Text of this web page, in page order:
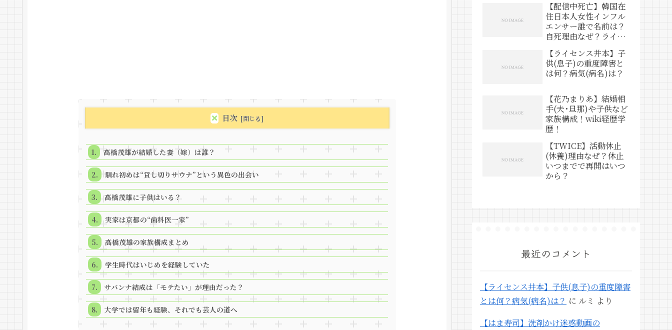
目次
高橋茂雄が結婚した妻（嫁）は誰？
馴れ初めは“貸し切りサウナ”という異色の出会い
高橋茂雄に子供はいる？
実家は京都の“歯科医一家”
高橋茂雄の家族構成まとめ
学生時代はいじめを経験していた
サバンナ結成は「モテたい」が理由だった？
大学では留年も経験、それでも芸人の道へ
【配信中死亡】韓国在
住日本人女性インフル
エンサー誰で名前は？
自死理由なぜ？ライブ
【ライセンス井本】子
供(息子)の重度障害と
は何？病気(病名)は？
【花乃まりあ】結婚相
手(夫･旦那)や子供など
家族構成！wiki経歴学
歴！
【TWICE】活動休止
(休養)理由なぜ？休止
いつまでで再開はいつ
から？
最近のコメント
【ライセンス井本】子供(息子)の重度障害
とは何？病気(病名)は？ に ルミ より
【はま寿司】洗剤かけ迷惑動画の